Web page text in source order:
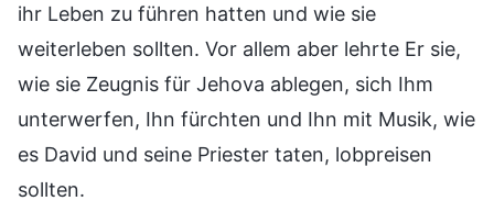
ihr Leben zu führen hatten und wie sie
weiterleben sollten. Vor allem aber lehrte Er sie,
wie sie Zeugnis für Jehova ablegen, sich Ihm
unterwerfen, Ihn fürchten und Ihn mit Musik, wie
es David und seine Priester taten, lobpreisen
sollten.